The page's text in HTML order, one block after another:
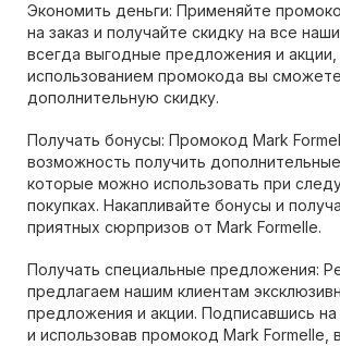
Экономить деньги: Применяйте
на заказ и получайте скидку на все
всегда выгодные предложения и акции,
использованием промокода вы
дополнительную скидку.
Получать бонусы: Промокод Mark
возможность получить
которые можно использовать при
покупках. Накапливайте бонусы и
приятных сюрпризов от Mark Formelle.
Получать специальные предложения:
предлагаем нашим клиентам
предложения и акции. Подписавшись
и использовав промокод Mark Formelle,